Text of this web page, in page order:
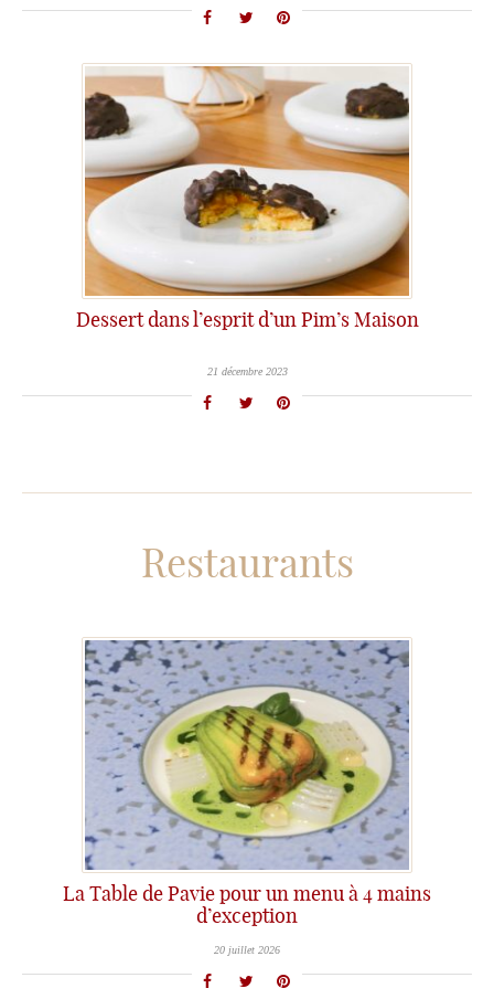
Dessert dans l’esprit d’un Pim’s Maison
21 décembre 2023
Restaurants
La Table de Pavie pour un menu à 4 mains
d’exception
20 juillet 2026